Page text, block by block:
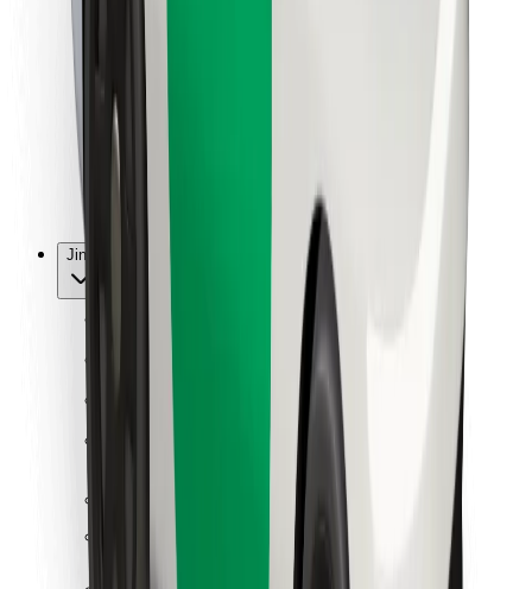
Pro řidiče
Pro kurýry
Bolt Food
Pro flotilové partnery
Bolt for Business
Jiné
Zabezpečení
Jízda za pár minut!
Stáhněte si aplikaci Bolt